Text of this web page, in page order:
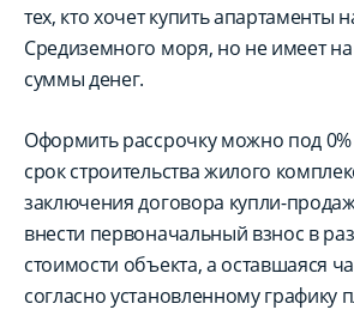
тех, кто хочет купить апартаменты
Средиземного моря, но не имеет на
суммы денег.
Оформить рассрочку можно под 0%
срок строительства жилого
заключения договора купли-
внести первоначальный взнос в
стоимости объекта, а оставшаяся
согласно установленному графику